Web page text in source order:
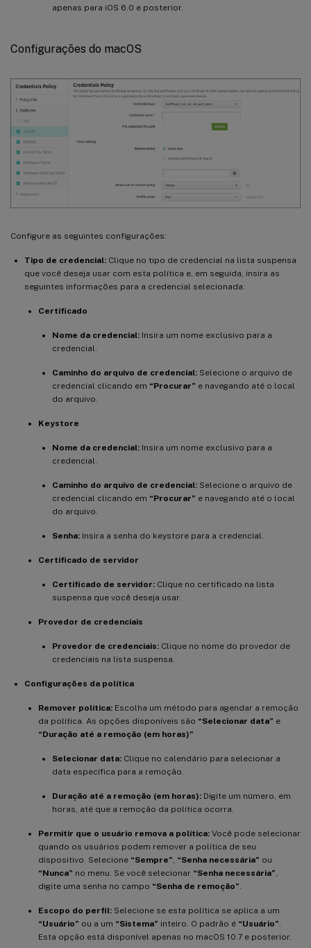
apenas para iOS 6.0 e posterior.
Configurações do macOS
Configure as seguintes configurações:
Tipo de credencial: Clique no tipo de credencial na lista suspensa
que você deseja usar com esta política e, em seguida, insira as
seguintes informações para a credencial selecionada:
Certificado
Nome da credencial: Insira um nome exclusivo para a
credencial.
Caminho do arquivo de credencial: Selecione o arquivo de
credencial clicando em “Procurar” e navegando até o local
do arquivo.
Keystore
Nome da credencial: Insira um nome exclusivo para a
credencial.
Caminho do arquivo de credencial: Selecione o arquivo de
credencial clicando em “Procurar” e navegando até o local
do arquivo.
Senha: Insira a senha do keystore para a credencial.
Certificado de servidor
Certificado de servidor: Clique no certificado na lista
suspensa que você deseja usar.
Provedor de credenciais
Provedor de credenciais: Clique no nome do provedor de
credenciais na lista suspensa.
Configurações da política
Remover política: Escolha um método para agendar a remoção
da política. As opções disponíveis são “Selecionar data” e
“Duração até a remoção (em horas)”
Selecionar data: Clique no calendário para selecionar a
data específica para a remoção.
Duração até a remoção (em horas): Digite um número, em
horas, até que a remoção da política ocorra.
Permitir que o usuário remova a política: Você pode selecionar
quando os usuários podem remover a política de seu
dispositivo. Selecione “Sempre”, “Senha necessária” ou
“Nunca” no menu. Se você selecionar “Senha necessária”,
digite uma senha no campo “Senha de remoção”.
Escopo do perfil: Selecione se esta política se aplica a um
“Usuário” ou a um “Sistema” inteiro. O padrão é “Usuário”.
Esta opção está disponível apenas no macOS 10.7 e posterior.